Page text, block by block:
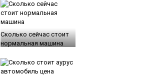
Сколько сейчас стоит
нормальная машина